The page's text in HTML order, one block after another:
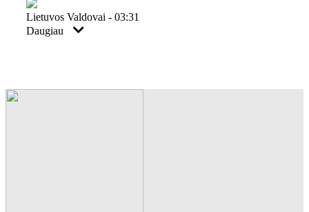
Lietuvos Valdovai - 03:31
Daugiau